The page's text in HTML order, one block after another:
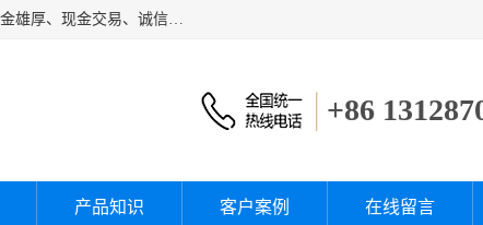
深圳市宝安区诚芯源电子商行主要经营：回收富士IGBT、回收三菱IGBT、回收英飞凌IGBT。本公司资金雄厚、现金交易、诚信待人，经过不断的探索和发展，已形成完善的评估、采购，从而为客户提供快捷价优的库存处理服务，迅速为客户消化库存，回笼资金。
+86
产品知识 客户案例 在线留言